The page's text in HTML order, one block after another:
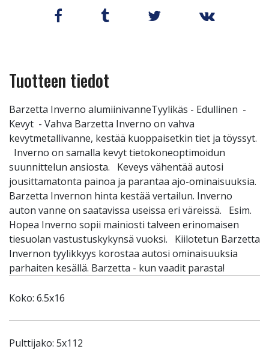
Tuotteen tiedot
Barzetta Inverno alumiinivanneTyylikäs - Edullinen -
Kevyt - Vahva Barzetta Inverno on vahva
kevytmetallivanne, kestää kuoppaisetkin tiet ja töyssyt.
Inverno on samalla kevyt tietokoneoptimoidun
suunnittelun ansiosta. Keveys vähentää autosi
jousittamatonta painoa ja parantaa ajo-ominaisuuksia.
Barzetta Invernon hinta kestää vertailun. Inverno
auton vanne on saatavissa useissa eri väreissä. Esim.
Hopea Inverno sopii mainiosti talveen erinomaisen
tiesuolan vastustuskykynsä vuoksi. Kiilotetun Barzetta
Invernon tyylikkyys korostaa autosi ominaisuuksia
parhaiten kesällä. Barzetta - kun vaadit parasta!
Koko: 6.5x16
Pulttijako: 5x112